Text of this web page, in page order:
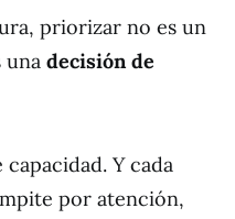
priorizar no es un
una decisión de
capacidad. Y cada
por atención,